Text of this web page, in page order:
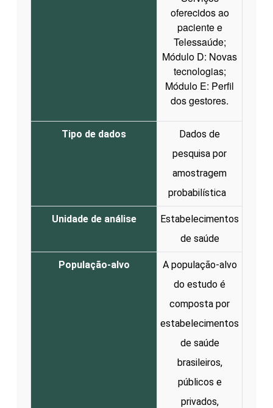
oferecidos ao
paciente e
Telessaúde;
Módulo D: Novas
tecnologias;
Módulo E: Perfil
dos gestores.
Tipo de dados
Dados de
pesquisa por
amostragem
probabilística
Unidade de análise
Estabelecimentos
de saúde
População-alvo
A população-alvo
do estudo é
composta por
estabelecimentos
de saúde
brasileiros,
públicos e
privados,